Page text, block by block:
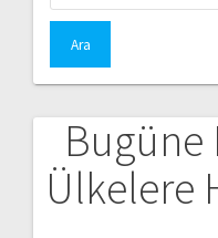
Bugüne
Ülkelere